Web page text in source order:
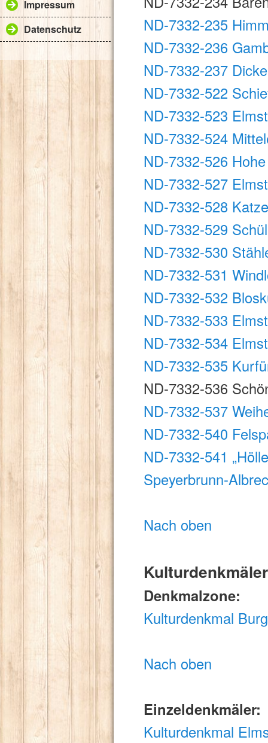
Impressum
Datenschutz
ND-7332-235
ND-7332-236
ND-7332-237
ND-7332-522
ND-7332-523
ND-7332-524
ND-7332-526
ND-7332-527
ND-7332-528
ND-7332-529
ND-7332-530
ND-7332-531
ND-7332-532
ND-7332-533
ND-7332-534
ND-7332-535
ND-7332-536
ND-7332-537
ND-7332-540
ND-7332-541
Speyerbrunn-
Nach oben
Denkmalzone:
Kulturdenkmal
Nach oben
Einzeldenkmäler:
Kulturdenkmal